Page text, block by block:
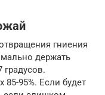
гниения
держать
градусов.
95%. Если будет